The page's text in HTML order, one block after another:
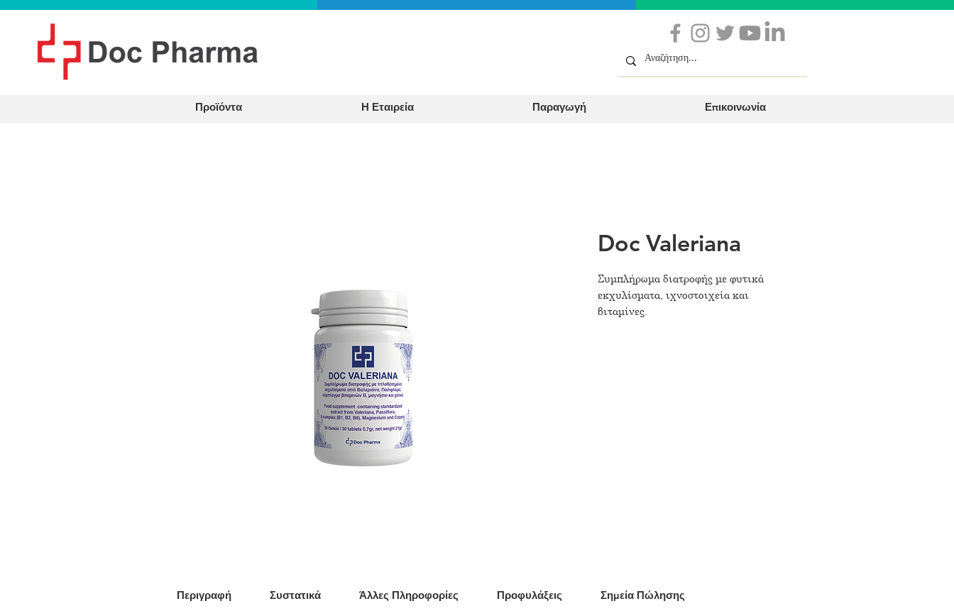
Προϊόντα Η Εταιρεία Παραγωγή Επικοινωνία
Doc Valeriana
Συμπλήρωμα διατροφής με φυτικά
εκχυλίσματα, ιχνοστοιχεία και
βιταμίνες.
Περιγραφή Συστατικά Άλλες Πληροφορίες Προφυλάξεις Σημεία Πώλησης